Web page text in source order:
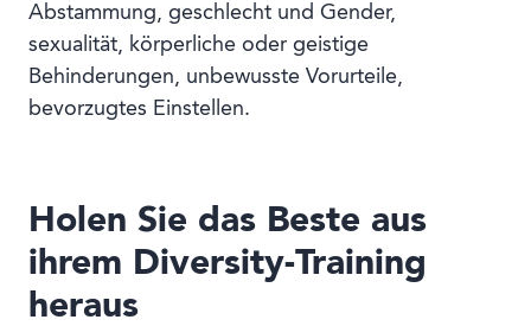
Abstammung, geschlecht und Gender,
sexualität, körperliche oder geistige
Behinderungen, unbewusste Vorurteile,
bevorzugtes Einstellen.
Holen Sie das Beste aus
ihrem Diversity-Training
heraus